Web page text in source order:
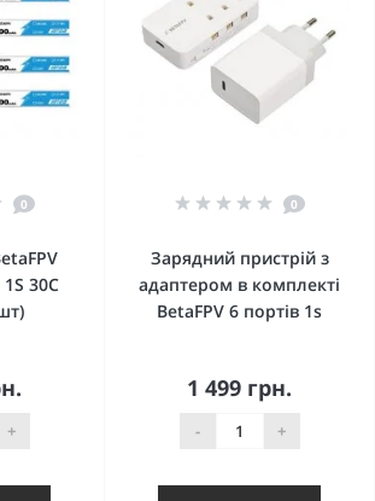
0
30C
+
0
Зарядний пристрій з
адаптером в комплекті
BetaFPV 6 портів 1s
1 499 грн.
- +